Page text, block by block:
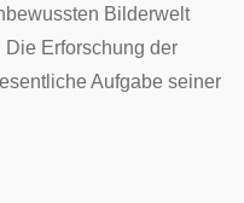
Bilderwelt
Die Erforschung der
Aufgabe seiner